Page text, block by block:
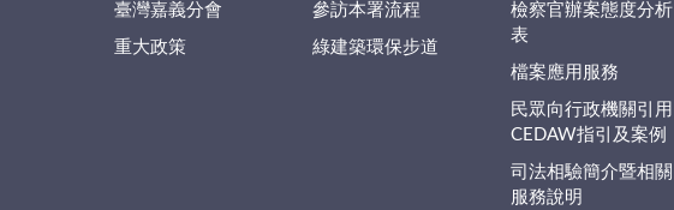
臺灣嘉義分會
重大政策
參訪本署流程
綠建築環保步道
檢察官辦案態度分析
表
檔案應用服務
民眾向行政機關引用
CEDAW指引及案例
司法相驗簡介暨相關
服務說明